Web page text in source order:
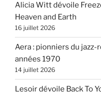
Alicia Witt dévoile
Heaven and Earth
16 juillet 2026
Aera : pionniers du
années 1970
14 juillet 2026
Lesoir dévoile Back To